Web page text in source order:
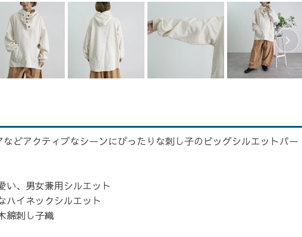
どアクティブなシーンにぴったりな刺し子のビッグシルエットパー
い、男女兼用シルエット
ハイネックシルエット
綿刺し子織